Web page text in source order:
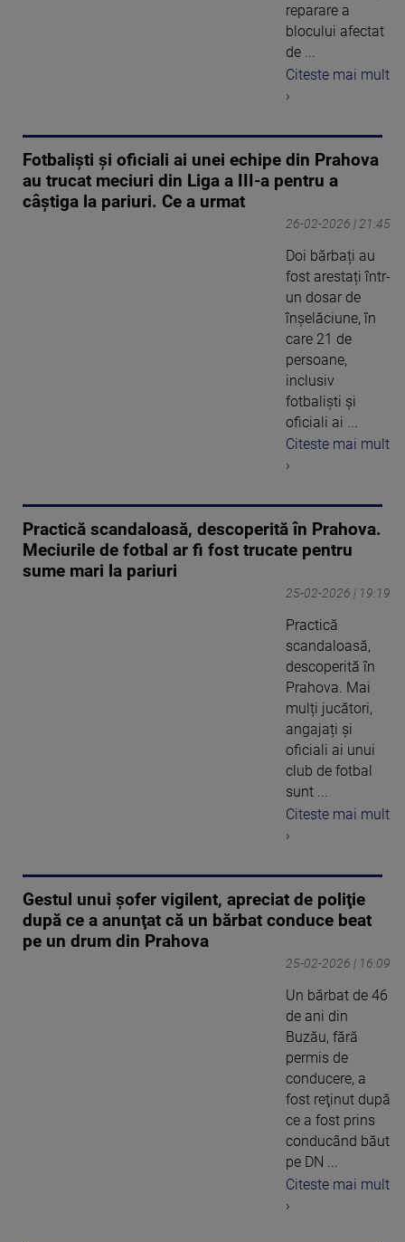
reparare a
blocului afectat
de ...
Citeste mai mult
›
Fotbaliști și oficiali ai unei echipe din Prahova
au trucat meciuri din Liga a III-a pentru a
câștiga la pariuri. Ce a urmat
26-02-2026 | 21:45
Doi bărbați au
fost arestați într-
un dosar de
înșelăciune, în
care 21 de
persoane,
inclusiv
fotbaliști și
oficiali ai ...
Citeste mai mult
›
Practică scandaloasă, descoperită în Prahova.
Meciurile de fotbal ar fi fost trucate pentru
sume mari la pariuri
25-02-2026 | 19:19
Practică
scandaloasă,
descoperită în
Prahova. Mai
mulți jucători,
angajați și
oficiali ai unui
club de fotbal
sunt ...
Citeste mai mult
›
Gestul unui şofer vigilent, apreciat de poliţie
după ce a anunţat că un bărbat conduce beat
pe un drum din Prahova
25-02-2026 | 16:09
Un bărbat de 46
de ani din
Buzău, fără
permis de
conducere, a
fost reţinut după
ce a fost prins
conducând băut
pe DN ...
Citeste mai mult
›